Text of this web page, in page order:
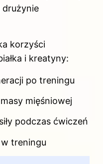
drużynie
korzyści
i kreatyny:
po treningu
mięśniowej
podczas ćwiczeń
treningu